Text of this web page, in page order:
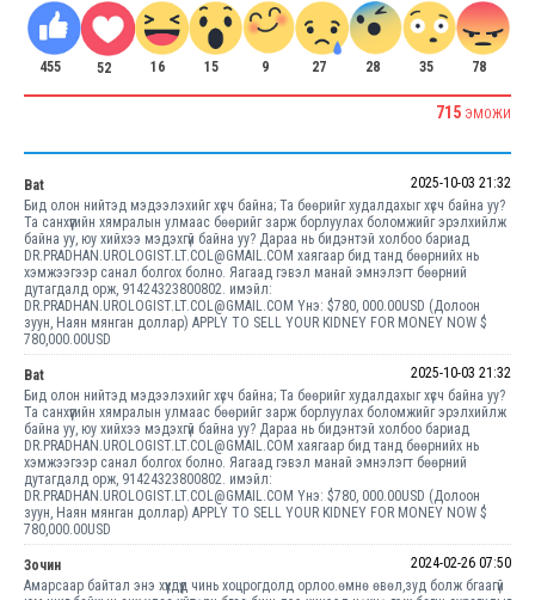
455 52 16 15 9 27 28 35 78
715 ЭМОЖИ
Bat
2025-10-03 21:32
Бид олон нийтэд мэдээлэхийг хүсч байна; Та бөөрийг худалдахыг хүсч байна уу?
Та санхүүгийн хямралын улмаас бөөрийг зарж борлуулах боломжийг эрэлхийлж
байна уу, юу хийхээ мэдэхгүй байна уу? Дараа нь бидэнтэй холбоо бариад
DR.PRADHAN.UROLOGIST.LT.COL@GMAIL.COM хаягаар бид танд бөөрнийх нь
хэмжээгээр санал болгох болно. Яагаад гэвэл манай эмнэлэгт бөөрний
дутагдалд орж, 91424323800802. имэйл:
DR.PRADHAN.UROLOGIST.LT.COL@GMAIL.COM Yнэ: $780, 000.00USD (Долоон
зуун, Наян мянган доллар) APPLY TO SELL YOUR KIDNEY FOR MONEY NOW $
780,000.00USD
Bat
2025-10-03 21:32
Бид олон нийтэд мэдээлэхийг хүсч байна; Та бөөрийг худалдахыг хүсч байна уу?
Та санхүүгийн хямралын улмаас бөөрийг зарж борлуулах боломжийг эрэлхийлж
байна уу, юу хийхээ мэдэхгүй байна уу? Дараа нь бидэнтэй холбоо бариад
DR.PRADHAN.UROLOGIST.LT.COL@GMAIL.COM хаягаар бид танд бөөрнийх нь
хэмжээгээр санал болгох болно. Яагаад гэвэл манай эмнэлэгт бөөрний
дутагдалд орж, 91424323800802. имэйл:
DR.PRADHAN.UROLOGIST.LT.COL@GMAIL.COM Yнэ: $780, 000.00USD (Долоон
зуун, Наян мянган доллар) APPLY TO SELL YOUR KIDNEY FOR MONEY NOW $
780,000.00USD
Зочин
2024-02-26 07:50
Амарсаар байтал энэ хүүхдүүд чинь хоцрогдолд орлоо.өмнө өвөл,зуд болж бгаагүй